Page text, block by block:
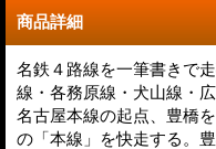
商品詳細
名鉄４路線を一筆書きで
線・各務原線・犬山線・
名古屋本線の起点、豊橋
の「本線」を快走する。